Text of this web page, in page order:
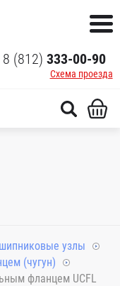
8 (812) 333-00-90
Схема проезда
узлы
(чугун)
фланцем UCFL